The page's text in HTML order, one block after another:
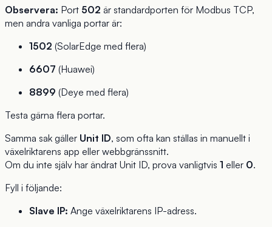
Observera: Port 502 är standardporten för Modbus TCP,
men andra vanliga portar är:
1502 (SolarEdge med flera)
6607 (Huawei)
8899 (Deye med flera)
Testa gärna flera portar.
Samma sak gäller Unit ID, som ofta kan ställas in manuellt i
växelriktarens app eller webbgränssnitt.
Om du inte själv har ändrat Unit ID, prova vanligtvis 1 eller 0.
Fyll i följande:
Slave IP: Ange växelriktarens IP-adress.